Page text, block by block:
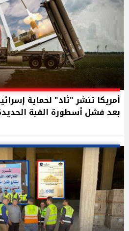
أمريكا تنشر "ثاد" لحماية
بعد فشل أسطورة القبة